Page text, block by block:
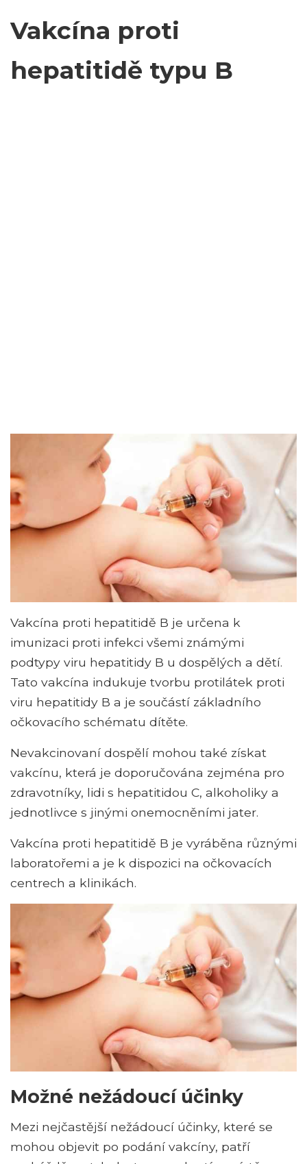
Vakcína proti
hepatitidě typu B
Vakcína proti hepatitidě B je určena k
imunizaci proti infekci všemi známými
podtypy viru hepatitidy B u dospělých a dětí.
Tato vakcína indukuje tvorbu protilátek proti
viru hepatitidy B a je součástí základního
očkovacího schématu dítěte.
Nevakcinovaní dospělí mohou také získat
vakcínu, která je doporučována zejména pro
zdravotníky, lidi s hepatitidou C, alkoholiky a
jednotlivce s jinými onemocněními jater.
Vakcína proti hepatitidě B je vyráběna různými
laboratořemi a je k dispozici na očkovacích
centrech a klinikách.
Možné nežádoucí účinky
Mezi nejčastější nežádoucí účinky, které se
mohou objevit po podání vakcíny, patří